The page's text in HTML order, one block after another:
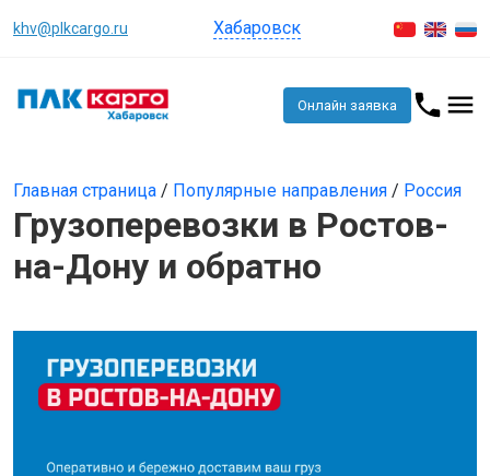
khv@plkcargo.ru Хабаровск
Онлайн заявка
Главная страница / Популярные направления / Россия
Грузоперевозки в Ростов-
на-Дону и обратно